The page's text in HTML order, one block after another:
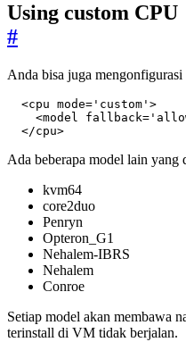
Using custom CPU
#
Anda bisa juga
<cpu mode= 'custom' >
<model
fallback=
</cpu>
Ada beberapa model lain yang
kvm64
core2duo
Penryn
Opteron_G1
Nehalem-IBRS
Nehalem
Conroe
Setiap model akan membawa
terinstall di VM tidak berjalan.